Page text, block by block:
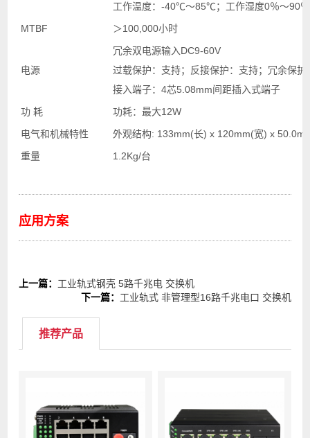
工作温度：-40℃～85℃；工作湿度0％～90
MTBF
＞100,000小时
电源
冗余双电源输入DC9-60V
过载保护：支持；反接保护：支持；冗余保护
接入端子：4芯5.08mm间距插入式端子
功 耗
功耗：最大12W
电气和机械特性
外观结构: 133mm(长) x 120mm(宽) x
重量
1.2Kg/台
应用方案
上一篇： 工业轨式钢壳 5路千兆电 交换机
下一篇： 工业轨式 非管理型16路千兆电口 交换机
推荐产品